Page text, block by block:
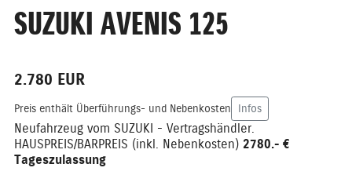
SUZUKI AVENIS 125
2.780 EUR
Preis enthält Überführungs- und Nebenkosten Infos
Neufahrzeug vom SUZUKI - Vertragshändler.
HAUSPREIS/BARPREIS (inkl. Nebenkosten) 2780.- €
Tageszulassung